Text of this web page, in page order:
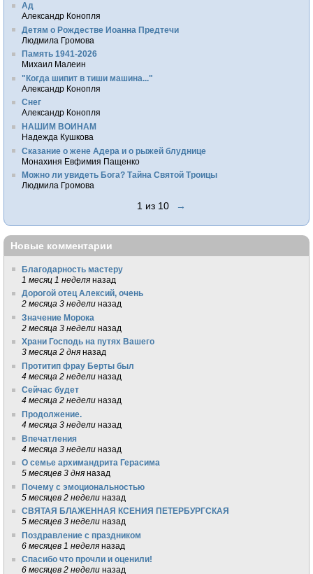
Ад
Александр Конопля
Детям о Рождестве Иоанна Предтечи
Людмила Громова
Память 1941-2026
Михаил Малеин
"Когда шипит в тиши машина..."
Александр Конопля
Снег
Александр Конопля
НАШИМ ВОИНАМ
Надежда Кушкова
Сказание о жене Адера и о рыжей блуднице
Монахиня Евфимия Пащенко
Можно ли увидеть Бога? Тайна Святой Троицы
Людмила Громова
1 из 10 →
Новые комментарии
Благодарность мастеру
1 месяц 1 неделя назад
Дорогой отец Алексий, очень
2 месяца 3 недели назад
Значение Морока
2 месяца 3 недели назад
Храни Господь на путях Вашего
3 месяца 2 дня назад
Протитип фрау Берты был
4 месяца 2 недели назад
Сейчас будет
4 месяца 2 недели назад
Продолжение.
4 месяца 3 недели назад
Впечатления
4 месяца 3 недели назад
О семье архимандрита Герасима
5 месяцев 3 дня назад
Почему с эмоциональностью
5 месяцев 2 недели назад
СВЯТАЯ БЛАЖЕННАЯ КСЕНИЯ ПЕТЕРБУРГСКАЯ
5 месяцев 3 недели назад
Поздравление с праздником
6 месяцев 1 неделя назад
Спасибо что прочли и оценили!
6 месяцев 2 недели назад